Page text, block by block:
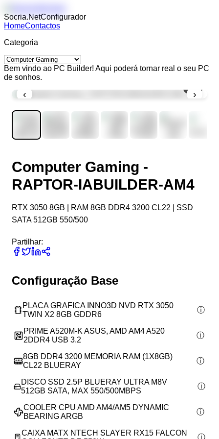
Socria.NetConfigurador
HomeContactos
Categoria
Bem vindo ao PC Builder! Aqui poderá tornar real o seu PC
de sonhos.
‹ ›
1
Computer Gaming -
RAPTOR-IABUILDER-AM4
RTX 3050 8GB | RAM 8GB DDR4 3200 CL22 | SSD
SATA 512GB 550/500
Partilhar:
Configuração Base
PLACA GRAFICA INNO3D NVD RTX 3050
TWIN X2 8GB GDDR6
PRIME A520M-K ASUS, AMD AM4 A520
2DDR4 USB 3.2
8GB DDR4 3200 MEMORIA RAM (1X8GB)
CL22 BLUERAY
DISCO SSD 2.5P BLUERAY ULTRA M8V
512GB SATA, MAX 550/500MBPS
COOLER CPU AMD AM4/AM5 DYNAMIC
BEARING ARGB
CAIXA MATX NTECH SLAYER RX15 FALCON